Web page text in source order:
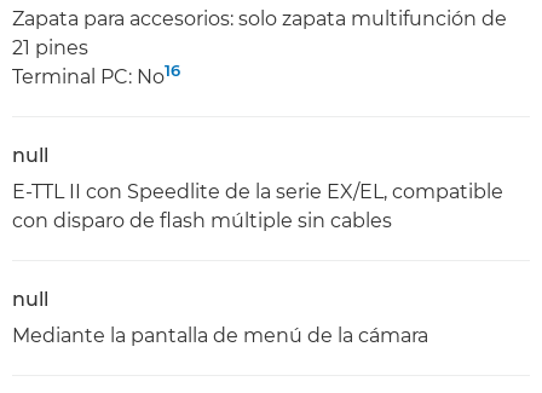
Zapata para accesorios: solo zapata multifunción de
21 pines
Terminal PC: No16
null
E-TTL II con Speedlite de la serie EX/EL, compatible
con disparo de flash múltiple sin cables
null
Mediante la pantalla de menú de la cámara